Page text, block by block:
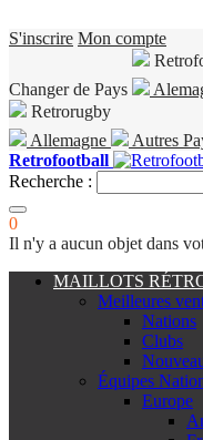
S'inscrire Mon compte
Changer de Pays
Retrorugby
Allemagne
Autres
Retrofootball
Recherche :
0
Il n'y a aucun objet dans
MAILLOTS
Meilleures
Nations
Clubs
Équipes
Europe